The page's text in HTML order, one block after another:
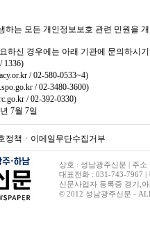
는 모든 개인정보보호 관련 민원을
하신 경우에는 아래 기관에 문의하시
/ 1336)
/ 02-580-0533~4)
/ 02-3480-3600)
/ 02-392-0330)
7월 7일
정책 ㆍ 이메일무단수집거부
상호 : 성남광주신문 | 주
대표전화 : 031-743-7967 |
신문사업자 등록증 경기,
© 2012 성남광주신문 -